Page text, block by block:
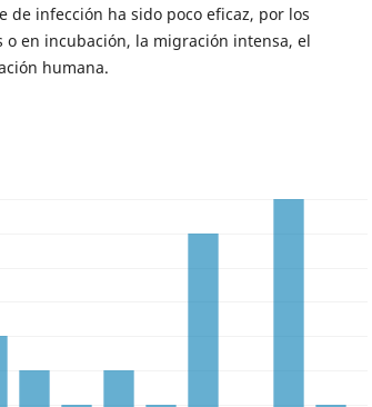
de infección ha sido poco eficaz, por los
o en incubación, la migración intensa, el
humana.